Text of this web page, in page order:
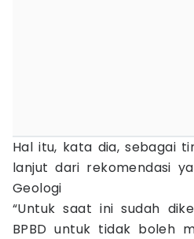
Hal itu, kata dia, sebagai
lanjut dari rekomendasi
Geologi
“Untuk saat ini sudah
BPBD untuk tidak boleh